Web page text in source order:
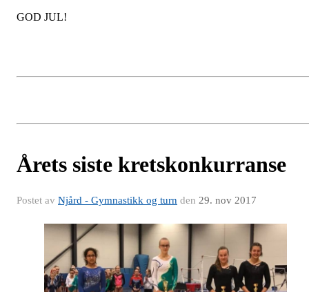
GOD JUL!
Årets siste kretskonkurranse
Postet av Njård - Gymnastikk og turn den 29. nov 2017